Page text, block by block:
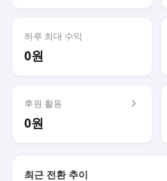
하루 최대 수익
0원
후원 활동
0원
최근 전환 추이